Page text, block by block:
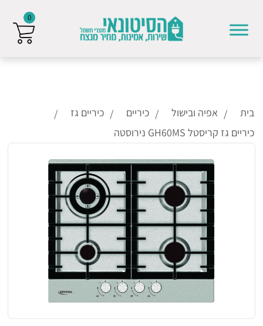
בית אפיה ובישול כיריים
כיריים גז
כיריים גז קריסטל GH60MS נירוסטה
0